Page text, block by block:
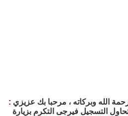
الله وبركاته ، مرحبا بك عزيزي :
التسجيل فيرجى التكرم بزيارة